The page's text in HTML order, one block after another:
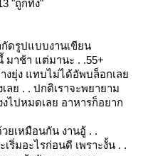
"ถูกทิ้ง"
ดรูปแบบงานเขียน
มาช้า แต่มานะ . .55+
งยุ่ง แทบไม่ได้อัพบล็อกเล
ลย . . ปกติเราจะพยายาม
ไปหมดเลย อาหารก็อยาก
เหมือนกัน งานอู้ . .
ริ่มอะไรก่อนดี เพราะงั้น . .